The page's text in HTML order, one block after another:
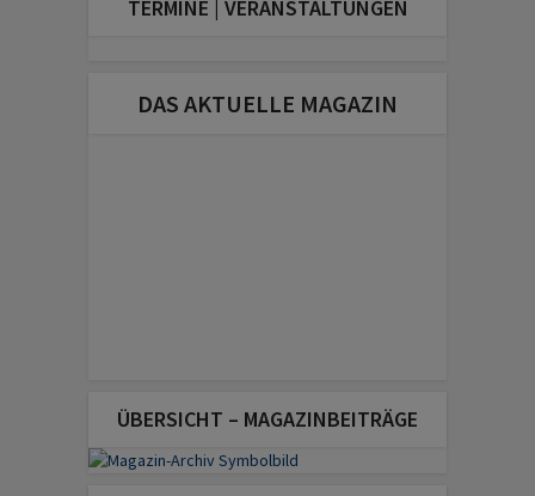
TERMINE | VERANSTALTUNGEN
DAS AKTUELLE MAGAZIN
ÜBERSICHT – MAGAZINBEITRÄGE